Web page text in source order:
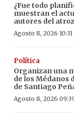
¿Fue todo
muestran el
autores del
Agosto 8, 2026 10:31
Política
Organizan una
de los Médanos
de Santiago
Agosto 8, 2026